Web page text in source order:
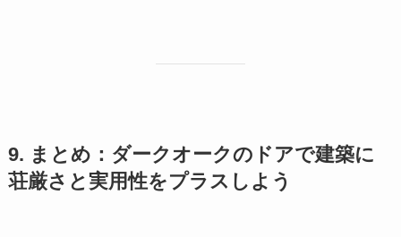
9. まとめ：ダークオークのドアで建築に
荘厳さと実用性をプラスしよう